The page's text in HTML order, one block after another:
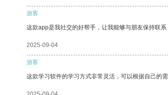
游客
这款app是我社交的好帮手，让我能够与朋友保持联系
2025-09-04
游客
这款学习软件的学习方式非常灵活，可以根据自己的